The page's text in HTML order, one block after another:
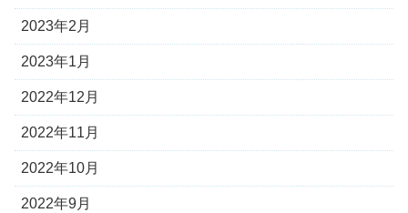
2023年2月
2023年1月
2022年12月
2022年11月
2022年10月
2022年9月